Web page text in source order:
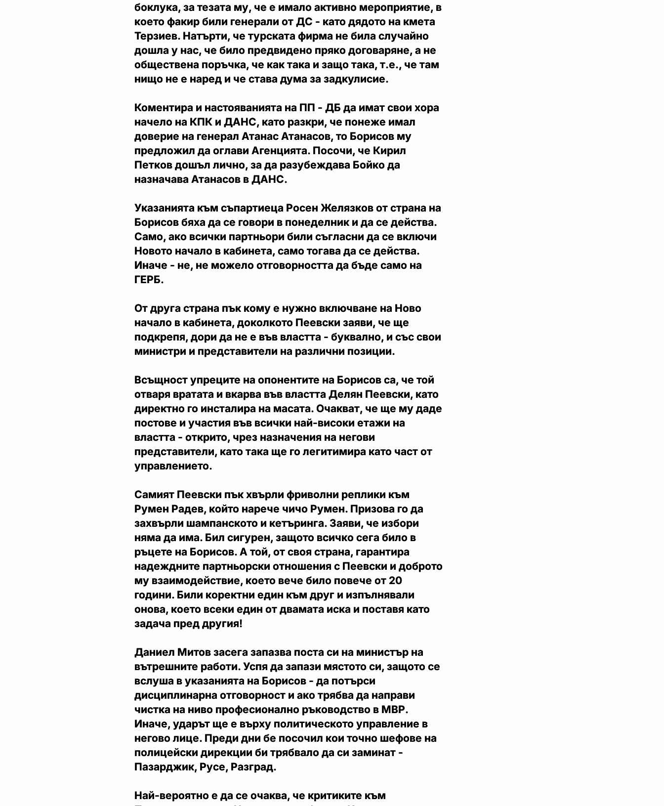
боклука, за тезата му, че е имало активно мероприятие, в
което факир били генерали от ДС - като дядото на кмета
Терзиев. Натърти, че турската фирма не била случайно
дошла у нас, че било предвидено пряко договаряне, а не
обществена поръчка, че как така и защо така, т.е., че там
нищо не е наред и че става дума за задкулисие.
Коментира и настояванията на ПП - ДБ да имат свои хора
начело на КПК и ДАНС, като разкри, че понеже имал
доверие на генерал Атанас Атанасов, то Борисов му
предложил да оглави Агенцията. Посочи, че Кирил
Петков дошъл лично, за да разубеждава Бойко да
назначава Атанасов в ДАНС.
Указанията към съпартиеца Росен Желязков от страна на
Борисов бяха да се говори в понеделник и да се действа.
Само, ако всички партньори били съгласни да се включи
Новото начало в кабинета, само тогава да се действа.
Иначе - не, не можело отговорността да бъде само на
ГЕРБ.
От друга страна пък кому е нужно включване на Ново
начало в кабинета, доколкото Пеевски заяви, че ще
подкрепя, дори да не е във властта - буквално, и със свои
министри и представители на различни позиции.
Всъщност упреците на опонентите на Борисов са, че той
отваря вратата и вкарва във властта Делян Пеевски, като
директно го инсталира на масата. Очакват, че ще му даде
постове и участия във всички най-високи етажи на
властта - открито, чрез назначения на негови
представители, като така ще го легитимира като част от
управлението.
Самият Пеевски пък хвърли фриволни реплики към
Румен Радев, който нарече чичо Румен. Призова го да
захвърли шампанското и кетъринга. Заяви, че избори
няма да има. Бил сигурен, защото всичко сега било в
ръцете на Борисов. А той, от своя страна, гарантира
надеждните партньорски отношения с Пеевски и доброто
му взаимодействие, което вече било повече от 20
години. Били коректни един към друг и изпълнявали
онова, което всеки един от двамата иска и поставя като
задача пред другия!
Даниел Митов засега запазва поста си на министър на
вътрешните работи. Успя да запази мястото си, защото се
вслуша в указанията на Борисов - да потърси
дисциплинарна отговорност и ако трябва да направи
чистка на ниво професионално ръководство в МВР.
Иначе, ударът ще е върху политическото управление в
негово лице. Преди дни бе посочил кои точно шефове на
полицейски дирекции би трябвало да си заминат -
Пазарджик, Русе, Разград.
Най-вероятно е да се очаква, че критиките към